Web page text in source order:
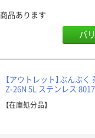
商品あります
バ
【アウトレット】ぶんぶ
Z-26N 5L ステンレス
【在庫処分品】